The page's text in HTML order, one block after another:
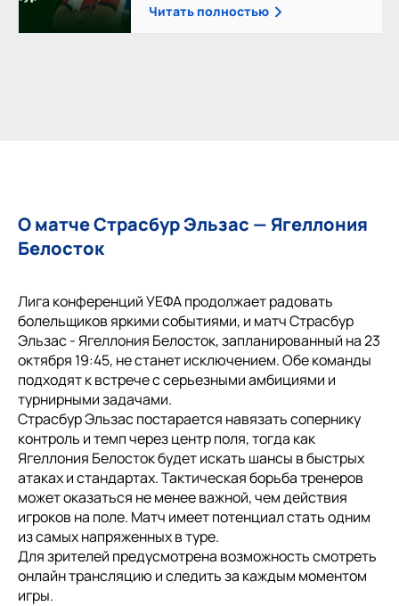
Читать полностью
О матче Страсбур Эльзас — Ягеллония
Белосток
Лига конференций УЕФА продолжает радовать
болельщиков яркими событиями, и матч Страсбур
Эльзас - Ягеллония Белосток, запланированный на 23
октября 19:45, не станет исключением. Обе команды
подходят к встрече с серьезными амбициями и
турнирными задачами.
Страсбур Эльзас постарается навязать сопернику
контроль и темп через центр поля, тогда как
Ягеллония Белосток будет искать шансы в быстрых
атаках и стандартах. Тактическая борьба тренеров
может оказаться не менее важной, чем действия
игроков на поле. Матч имеет потенциал стать одним
из самых напряженных в туре.
Для зрителей предусмотрена возможность смотреть
онлайн трансляцию и следить за каждым моментом
игры.